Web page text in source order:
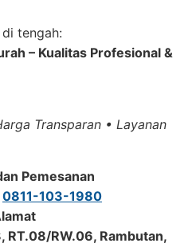
tengah:
– Kualitas Profesional &
Transparan • Layanan
Pemesanan
0811-103-1980
RT.08/RW.06, Rambutan,